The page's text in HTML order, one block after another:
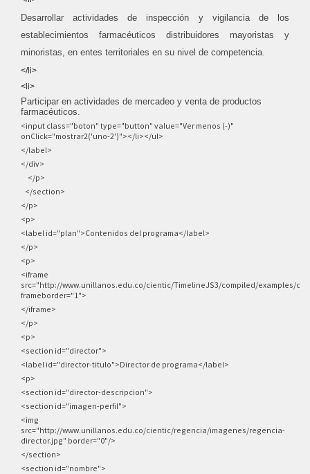
Desarrollar actividades de inspección y vigilancia de los
establecimientos farmacéuticos distribuidores mayoristas y
minoristas, en entes territoriales en su nivel de competencia.
</li>
<li>
Participar en actividades de mercadeo y venta de productos
farmacéuticos.
<input class="boton" type="button" value="Ver menos (-)"
onClick="mostrar2('uno-2')"></li></ul>
</label>
</div>
</p>
</section>
</p>
<p>
<label id="plan">Contenidos del programa</label>
</p>
<p>
<iframe
src="http://www.unillanos.edu.co/cientic/TimelineJS3/compiled/examples/
frameborder="1">
</iframe>
</p>
<p>
<section id="director">
<label id="director-titulo">Director de programa</label>
<p>
<section id="director-descripcion">
<section id="imagen-perfil">
<img
src="http://www.unillanos.edu.co/cientic/regencia/imagenes/regencia-
director.jpg" border="0"/>
</section>
<section id="nombre">